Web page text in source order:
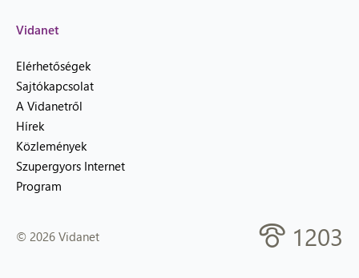
Vidanet
Elérhetőségek
Sajtókapcsolat
A Vidanetről
Hírek
Közlemények
Szupergyors Internet
Program
© 2026 Vidanet 1203